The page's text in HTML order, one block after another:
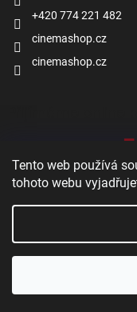
Tento web používá
tohoto webu
+420 774 221 482
cinemashop.cz
cinemashop.cz